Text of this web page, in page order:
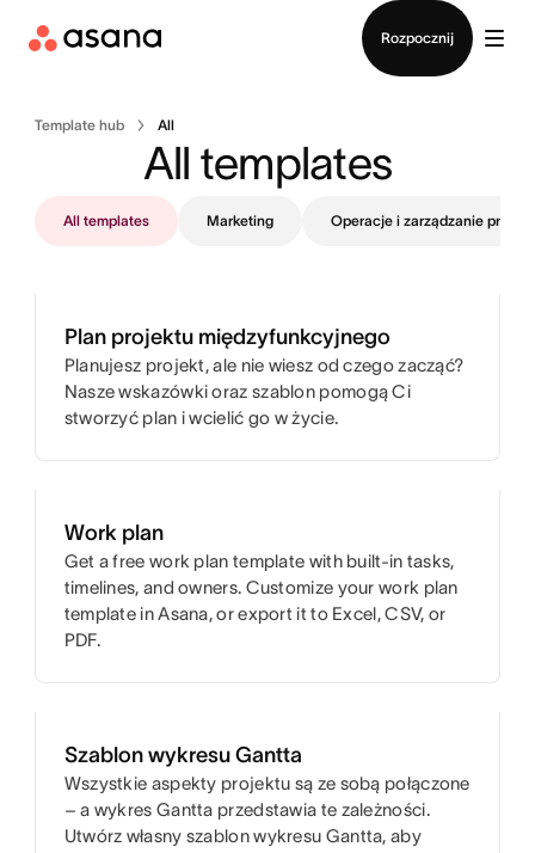
Rozpocznij
Template hub All
All templates
All templates Marketing Operacje i zarządzanie
Plan projektu międzyfunkcyjnego
Planujesz projekt, ale nie wiesz od czego zacząć?
Nasze wskazówki oraz szablon pomogą Ci
stworzyć plan i wcielić go w życie.
Work plan
Get a free work plan template with built-in tasks,
timelines, and owners. Customize your work plan
template in Asana, or export it to Excel, CSV, or
PDF.
Szablon wykresu Gantta
Wszystkie aspekty projektu są ze sobą połączone
– a wykres Gantta przedstawia te zależności.
Utwórz własny szablon wykresu Gantta, aby